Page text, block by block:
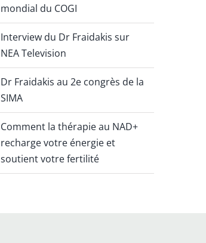
mondial du COGI
Interview du Dr Fraidakis sur
NEA Television
Dr Fraidakis au 2e congrès de la
SIMA
Comment la thérapie au NAD+
recharge votre énergie et
soutient votre fertilité